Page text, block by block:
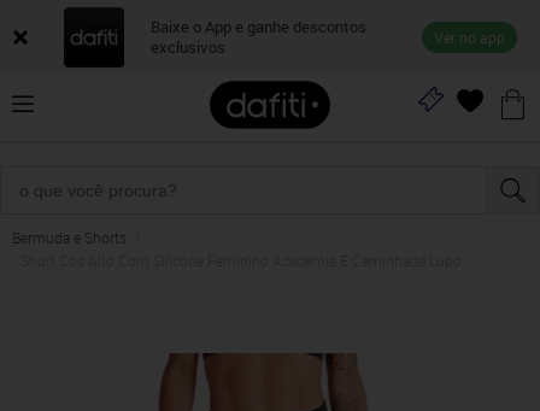
Baixe o App e ganhe descontos
exclusivos
Ver no app
Bermuda e Shorts